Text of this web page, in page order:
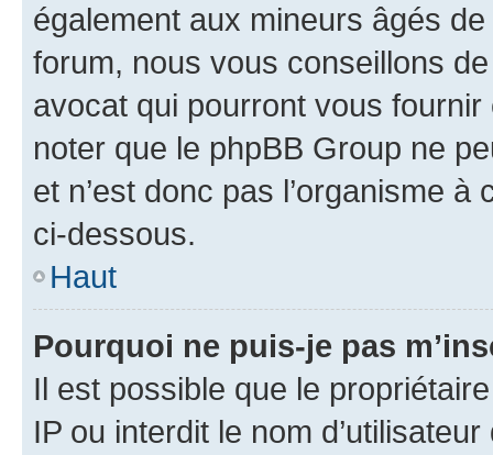
également aux mineurs âgés
forum, nous vous conseillons
avocat qui pourront vous
noter que le phpBB Group ne
et n’est donc pas l’organisme
ci-dessous.
Haut
Pourquoi ne puis-je pas
Il est possible que le
IP ou interdit le nom